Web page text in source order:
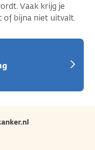
Vaak krijg je
of bijna niet uitvalt.